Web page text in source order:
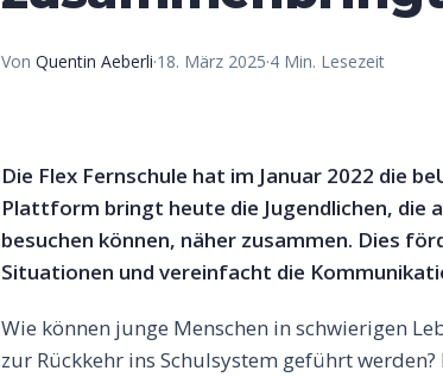
Von Quentin Aeberli·18. März 2025·4 Min. Lesezeit
Die Flex Fernschule hat im Januar 2022 die
Plattform bringt heute die Jugendlichen, die
besuchen können, näher zusammen. Dies
Situationen und vereinfacht die
Wie können junge Menschen in schwierigen
zur Rückkehr ins Schulsystem geführt werden?